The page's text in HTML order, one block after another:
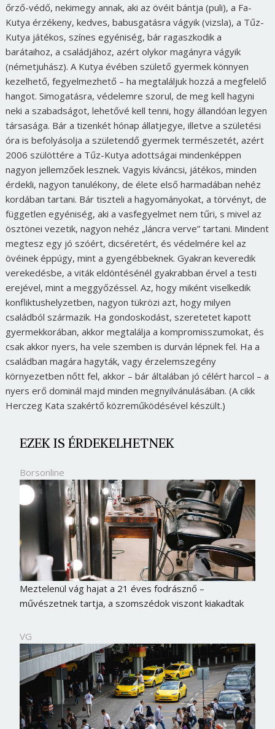
őrző-védő, nekimegy annak, aki az övéit bántja (puli), a Fa-
Kutya érzékeny, kedves, babusgatásra vágyik (vizsla), a Tűz-
Kutya játékos, színes egyéniség, bár ragaszkodik a
barátaihoz, a családjához, azért olykor magányra vágyik
(németjuhász). A Kutya évében születő gyermek könnyen
kezelhető, fegyelmezhető – ha megtaláljuk hozzá a megfelelő
hangot. Simogatásra, védelemre szorul, de meg kell hagyni
neki a szabadságot, lehetővé kell tenni, hogy állandóan legyen
társasága. Bár a tizenkét hónap állatjegye, illetve a születési
óra is befolyásolja a születendő gyermek természetét, azért
2006 szülöttére a Tűz-Kutya adottságai mindenképpen
nagyon jellemzőek lesznek. Vagyis kíváncsi, játékos, minden
érdekli, nagyon tanulékony, de élete első harmadában nehéz
kordában tartani. Bár tiszteli a hagyományokat, a törvényt, de
független egyéniség, aki a vasfegyelmet nem tűri, s mivel az
ösztönei vezetik, nagyon nehéz „láncra verve” tartani. Mindent
megtesz egy jó szóért, dicséretért, és védelmére kel az
övéinek éppúgy, mint a gyengébbeknek. Gyakran keveredik
verekedésbe, a viták eldöntésénél gyakrabban érvel a testi
erejével, mint a meggyőzéssel. Az, hogy miként viselkedik
konfliktushelyzetben, nagyon tükrözi azt, hogy milyen
családból származik. Ha gondoskodást, szeretetet kapott
gyermekkorában, akkor megtalálja a kompromisszumokat, és
csak akkor nyers, ha vele szemben is durván lépnek fel. Ha a
családban magára hagyták, vagy érzelemszegény
környezetben nőtt fel, akkor – bár általában jó célért harcol – a
nyers erő dominál majd minden megnyilvánulásában. (A cikk
Herczeg Kata szakértő közreműködésével készült.)
EZEK IS ÉRDEKELHETNEK
Borsonline
Meztelenül vág hajat a 21 éves fodrásznő –
művészetnek tartja, a szomszédok viszont kiakadtak
VG